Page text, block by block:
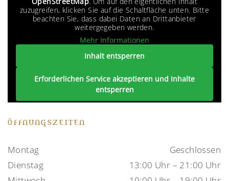
zuzugreifen, klicken Sie auf die Schaltfläche unten. Bitte
beachten Sie, dass dabei Daten an Drittanbieter
weitergegeben werden.
Mehr Informationen
Inhalt entsperren
Erforderlichen Service akzeptieren und Inhalte
entsperren
ÖFFNUNGSZEITEN
Montag
Geschlossen
Dienstag
13:00 Uhr – 21:00 Uhr